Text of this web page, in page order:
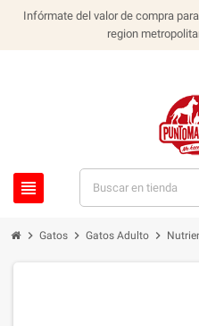
Infórmate del valor de compra
region
view_headline
chevron_right Gatos chevron_right Gatos Adulto chevron_right